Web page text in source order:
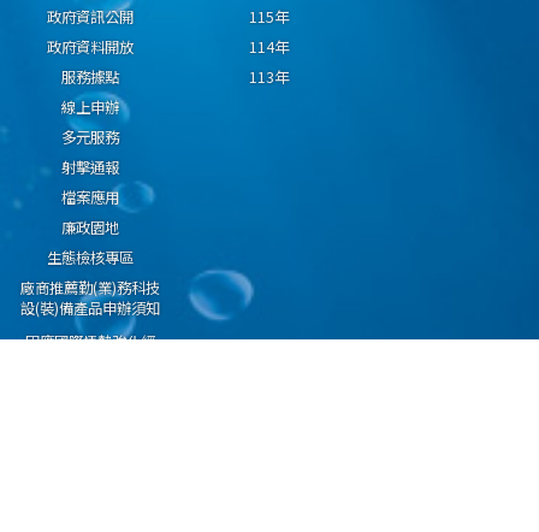
政府資訊公開
政府資料開放
服務據點
線上申辦
多元服務
射擊通報
檔案應用
廉政園地
生態檢核專區
廠商推薦勤(業)務科技
設(裝)備產品申辦須知
因應國際情勢強化經
115年
114年
113年